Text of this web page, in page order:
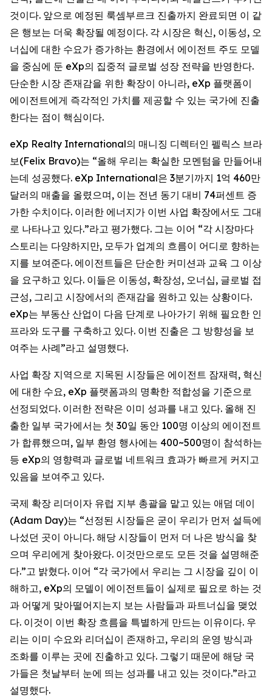
것이다. 앞으로 예정된 룩셈부르크 진출까지 완료되면 이 같
은 행보는 더욱 확장될 예정이다. 각 시장은 혁신, 이동성, 오
너십에 대한 수요가 증가하는 환경에서 에이전트 주도 모델
을 중심에 둔 eXp의 집중적 글로벌 성장 전략을 반영한다.
단순한 시장 존재감을 위한 확장이 아니라, eXp 플랫폼이
에이전트에게 즉각적인 가치를 제공할 수 있는 국가에 진출
한다는 점이 핵심이다.
eXp Realty International의 매니징 디렉터인 펠릭스 브라
보(Felix Bravo)는 “올해 우리는 확실한 모멘텀을 만들어내
는데 성공했다. eXp International은 3분기까지 1억 460만
달러의 매출을 올렸으며, 이는 전년 동기 대비 74퍼센트 증
가한 수치이다. 이러한 에너지가 이번 사업 확장에서도 그대
로 나타나고 있다.”라고 평가했다. 그는 이어 “각 시장마다
스토리는 다양하지만, 모두가 업계의 흐름이 어디로 향하는
지를 보여준다. 에이전트들은 단순한 커미션과 교육 그 이상
을 요구하고 있다. 이들은 이동성, 확장성, 오너십, 글로벌 접
근성, 그리고 시장에서의 존재감을 원하고 있는 상황이다.
eXp는 부동산 산업이 다음 단계로 나아가기 위해 필요한 인
프라와 도구를 구축하고 있다. 이번 진출은 그 방향성을 보
여주는 사례”라고 설명했다.
사업 확장 지역으로 지목된 시장들은 에이전트 잠재력, 혁신
에 대한 수요, eXp 플랫폼과의 명확한 적합성을 기준으로
선정되었다. 이러한 전략은 이미 성과를 내고 있다. 올해 진
출한 일부 국가에서는 첫 30일 동안 100명 이상의 에이전트
가 합류했으며, 일부 환영 행사에는 400~500명이 참석하는
등 eXp의 영향력과 글로벌 네트워크 효과가 빠르게 커지고
있음을 보여주고 있다.
국제 확장 리더이자 유럽 지부 총괄을 맡고 있는 애덤 데이
(Adam Day)는 “선정된 시장들은 굳이 우리가 먼저 설득에
나섰던 곳이 아니다. 해당 시장들이 먼저 더 나은 방식을 찾
으며 우리에게 찾아왔다. 이것만으로도 모든 것을 설명해준
다.”고 밝혔다. 이어 “각 국가에서 우리는 그 시장을 깊이 이
해하고, eXp의 모델이 에이전트들이 실제로 필요로 하는 것
과 어떻게 맞아떨어지는지 보는 사람들과 파트너십을 맺었
다. 이것이 이번 확장 흐름을 특별하게 만드는 이유이다. 우
리는 이미 수요와 리더십이 존재하고, 우리의 운영 방식과
조화를 이루는 곳에 진출하고 있다. 그렇기 때문에 해당 국
가들은 첫날부터 눈에 띄는 성과를 내고 있는 것이다.”라고
설명했다.